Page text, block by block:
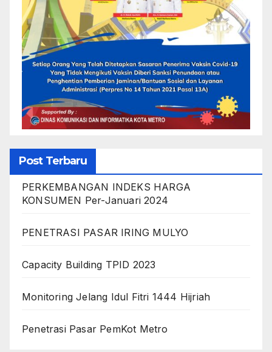
Post Terbaru
PERKEMBANGAN INDEKS HARGA
KONSUMEN Per-Januari 2024
PENETRASI PASAR IRING MULYO
Capacity Building TPID 2023
Monitoring Jelang Idul Fitri 1444 Hijriah
Penetrasi Pasar PemKot Metro